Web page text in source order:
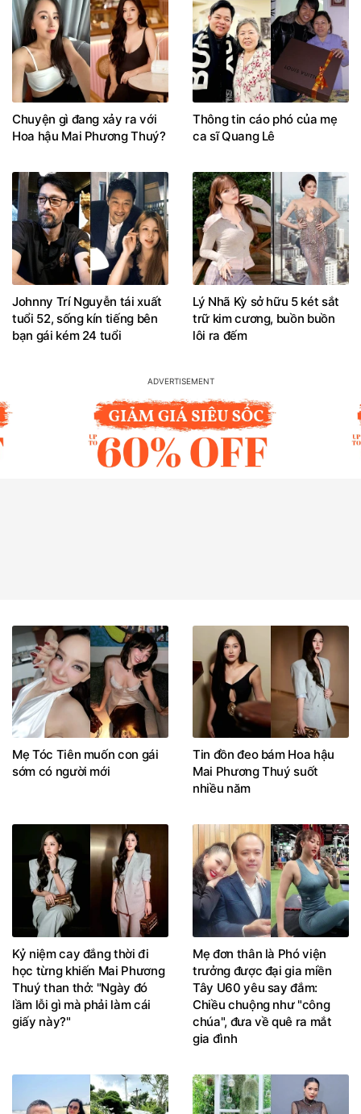
Chuyện gì đang xảy ra với
Hoa hậu Mai Phương Thuý?
Thông tin cáo phó của mẹ
ca sĩ Quang Lê
Johnny Trí Nguyễn tái xuất
tuổi 52, sống kín tiếng bên
bạn gái kém 24 tuổi
Lý Nhã Kỳ sở hữu 5 két sắt
trữ kim cương, buồn buồn
lôi ra đếm
Mẹ Tóc Tiên muốn con gái
sớm có người mới
Tin đồn đeo bám Hoa hậu
Mai Phương Thuý suốt
nhiều năm
Kỷ niệm cay đắng thời đi
học từng khiến Mai Phương
Thuý than thở: "Ngày đó
lầm lỗi gì mà phải làm cái
giấy này?"
Mẹ đơn thân là Phó viện
trưởng được đại gia miền
Tây U60 yêu say đắm:
Chiều chuộng như "công
chúa", đưa về quê ra mắt
gia đình